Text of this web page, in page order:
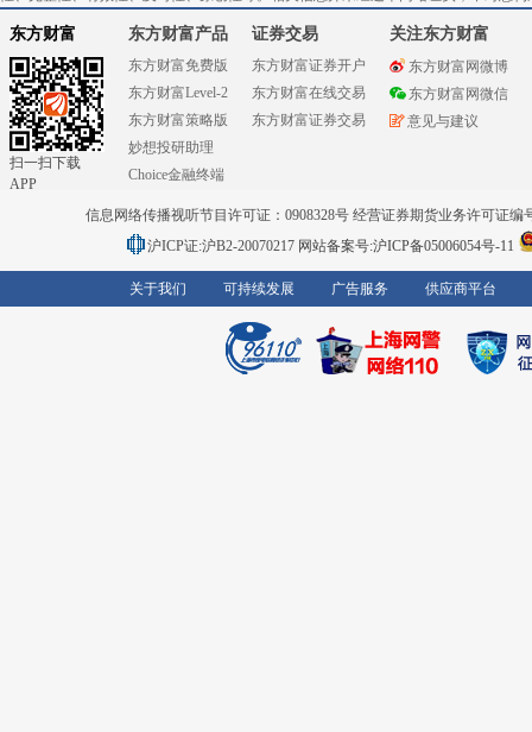
东方财富
扫一扫下载
APP
东方财富产品
东方财富免费版
东方财富Level-2
东方财富策略版
妙想投研助理
Choice金融终端
证券交易
东方财富证券开户
东方财富在线交易
东方财富证券交易
关注东方财富
东方财富网微博
东方财富网微信
意见与建议
信息网络传播视听节目许可证：0908328号 经营证券期货业务许可证编
沪ICP证:沪B2-20070217 网站备案号:沪ICP备05006054号-11
关于我们 可持续发展 广告服务 供应商平台